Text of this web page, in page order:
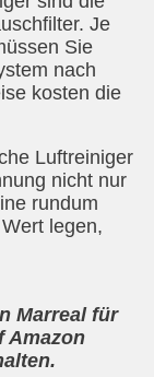
Je
Sie
nach
kosten die
Luftreiniger
nicht nur
rundum
Wert legen,
Marreal für
Amazon